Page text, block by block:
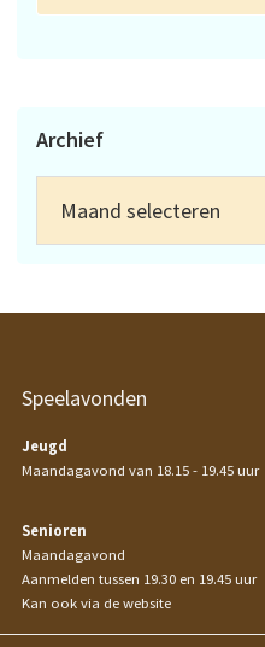
Archief
Speelavonden
Jeugd
Maandagavond van 18.15 - 19.45 uur
Senioren
Maandagavond
Aanmelden tussen 19.30 en 19.45 uur
Kan ook via de website